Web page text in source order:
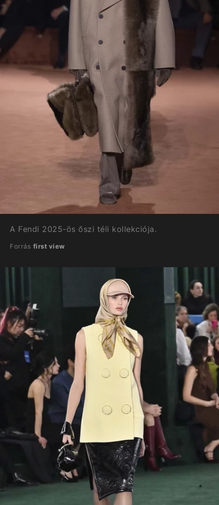
A Fendi 2025-ös őszi téli kollekciója.
Forrás first view